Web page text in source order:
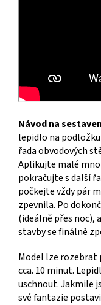
Návod na
lepidlo na
řada obvodových
Aplikujte malé
pokračujte s další
počkejte vždy pár
zpevnila. Po
(ideálně přes noc),
stavby se finálně
Model lze rozebrat
cca. 10 minut.
uschnout. Jakmile
své fantazie